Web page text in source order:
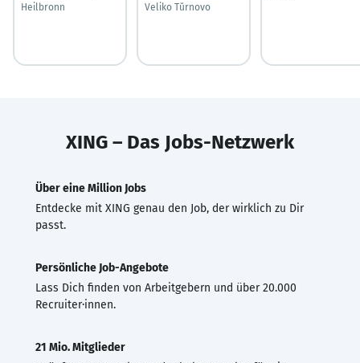
Heilbronn
Veliko Tŭrnovo
XING – Das Jobs-Netzwerk
Über eine Million Jobs
Entdecke mit XING genau den Job, der wirklich zu Dir
passt.
Persönliche Job-Angebote
Lass Dich finden von Arbeitgebern und über 20.000
Recruiter·innen.
21 Mio. Mitglieder